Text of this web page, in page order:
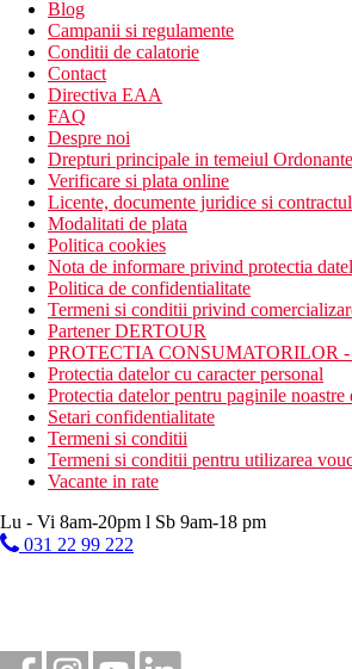
Blog
Campanii si regulamente
Conditii de calatorie
Contact
Directiva EAA
FAQ
Despre noi
Drepturi principale in temeiul
Verificare si plata online
Licente, documente juridice si
Modalitati de plata
Politica cookies
Nota de informare privind protectia
Politica de confidentialitate
Termeni si conditii privind
Partener DERTOUR
PROTECTIA CONSUMATORILOR -
Protectia datelor cu caracter personal
Protectia datelor pentru paginile noastre
Setari confidentialitate
Termeni si conditii
Termeni si conditii pentru utilizarea
Vacante in rate
Lu - Vi 8am-20pm l Sb 9am-18 pm
031 22 99 222